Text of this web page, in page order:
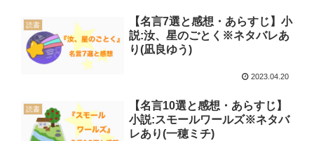
読書
【名言7選と感想・あらすじ】小
説:汝、星のごとく※ネタバレあ
り(凪良ゆう)
2023.04.20
読書
【名言10選と感想・あらすじ】
小説:スモールワールズ※ネタバ
レあり(一穂ミチ)